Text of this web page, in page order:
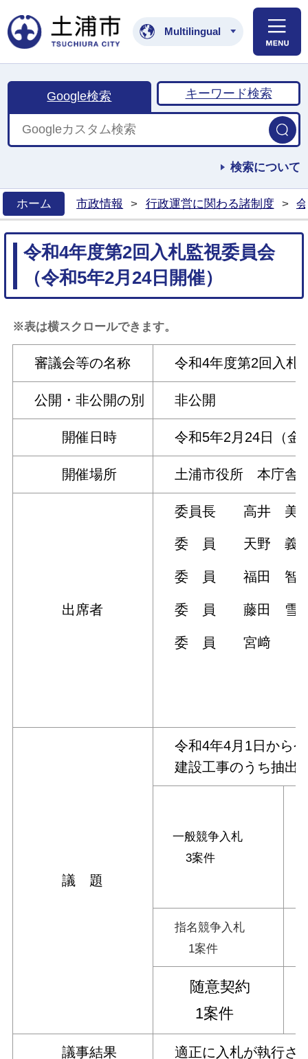
土浦市公式ホームペ
Multilingual
Google検索 キーワード検索
検索について
ホーム
市政情報 > 行政運営に関わる諸制度 >
令和4年度第2回入札監視委員会
（令和5年2月24日開催）
※表は横スクロールできます。
審議会等の名称 令和4年度第2回入札
公開・非公開の別 非公開
開催日時 令和5年2月24日（金
開催場所 土浦市役所 本庁
出席者
委員長 高井 美智
委 員 天野 義
委 員 福田 智
委 員 藤田 雪
委 員 宮﨑 隆
議 題
令和4年4月1日から
建設工事のうち抽出
一般競争入札
3案件
指名競争入札
1案件
随意契約
1案件
議事結果 適正に入札が執行さ